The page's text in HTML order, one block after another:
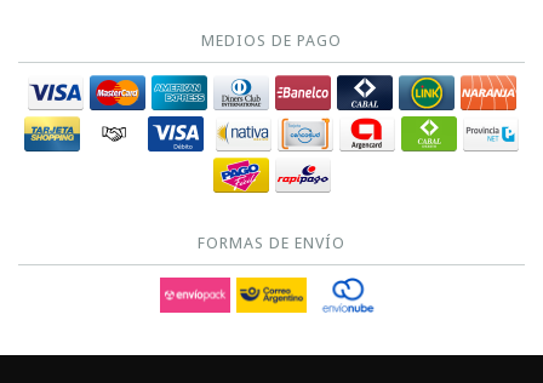
MEDIOS DE PAGO
FORMAS DE ENVÍO